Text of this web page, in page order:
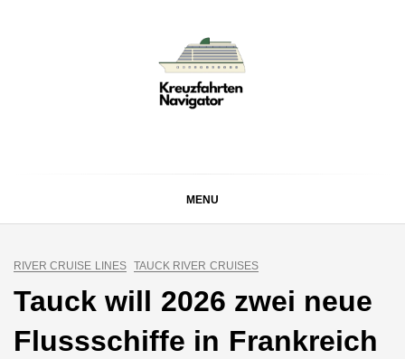
MENU
RIVER CRUISE LINES TAUCK RIVER CRUISES
Tauck will 2026 zwei neue
Flussschiffe in Frankreich